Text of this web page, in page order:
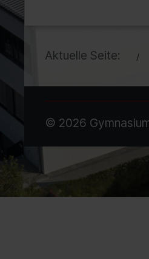
Aktuelle Seite:
© 2026